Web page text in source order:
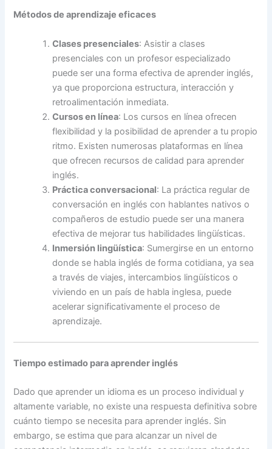
Métodos de aprendizaje eficaces
Clases presenciales: Asistir a clases
presenciales con un profesor especializado
puede ser una forma efectiva de aprender inglés,
ya que proporciona estructura, interacción y
retroalimentación inmediata.
Cursos en línea: Los cursos en línea ofrecen
flexibilidad y la posibilidad de aprender a tu propio
ritmo. Existen numerosas plataformas en línea
que ofrecen recursos de calidad para aprender
inglés.
Práctica conversacional: La práctica regular de
conversación en inglés con hablantes nativos o
compañeros de estudio puede ser una manera
efectiva de mejorar tus habilidades lingüísticas.
Inmersión lingüística: Sumergirse en un entorno
donde se habla inglés de forma cotidiana, ya sea
a través de viajes, intercambios lingüísticos o
viviendo en un país de habla inglesa, puede
acelerar significativamente el proceso de
aprendizaje.
Tiempo estimado para aprender inglés
Dado que aprender un idioma es un proceso individual y
altamente variable, no existe una respuesta definitiva sobre
cuánto tiempo se necesita para aprender inglés. Sin
embargo, se estima que para alcanzar un nivel de